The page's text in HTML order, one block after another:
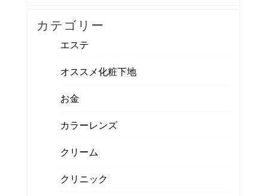
カテゴリー
エステ
オススメ化粧下地
お金
カラーレンズ
クリーム
クリニック